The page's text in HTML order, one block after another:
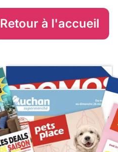
Retour à l'accueil